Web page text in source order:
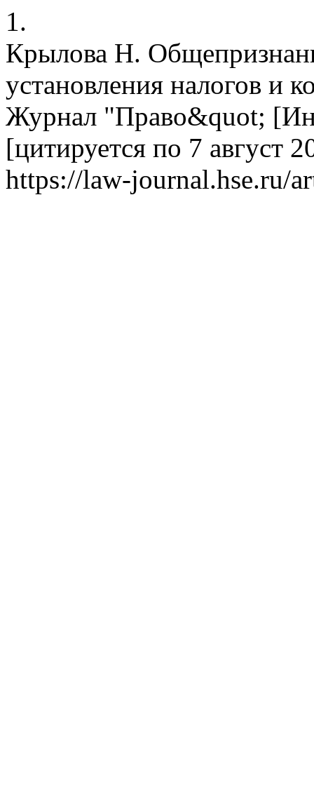
1.
Крылова Н.
установления налогов и
Журнал "Право&quot;
[цитируется по 7 август
https://law-journal.hse.ru/